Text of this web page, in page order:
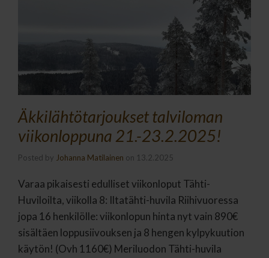
Äkkilähtötarjoukset talviloman
viikonloppuna 21.-23.2.2025!
Posted by Johanna Matilainen on 13.2.2025
Varaa pikaisesti edulliset viikonloput Tähti-
Huviloilta, viikolla 8: Iltatähti-huvila Riihivuoressa
jopa 16 henkilölle: viikonlopun hinta nyt vain 890€
sisältäen loppusiivouksen ja 8 hengen kylpykuution
käytön! (Ovh 1160€) Meriluodon Tähti-huvila